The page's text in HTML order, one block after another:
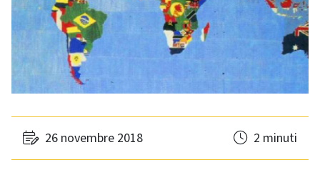
26 novembre 2018 2 minuti